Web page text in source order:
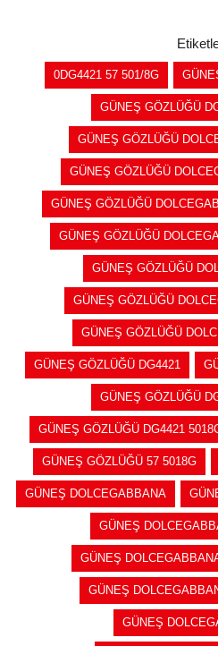
0DG4421 57 501/8G
GÜNEŞ GÖZLÜĞÜ
GÜNEŞ GÖZLÜĞÜ
GÜNEŞ GÖZLÜĞÜ
GÜNEŞ GÖZLÜĞÜ
GÜNEŞ GÖZLÜĞÜ
GÜNEŞ GÖZLÜĞÜ
GÜNEŞ GÖZLÜĞÜ
GÜNEŞ GÖZLÜĞÜ
GÜNEŞ GÖZLÜĞÜ DG4421
GÜNEŞ GÖZLÜĞÜ
GÜNEŞ GÖZLÜĞÜ DG4421
GÜNEŞ GÖZLÜĞÜ 57 5018G
GÜNEŞ DOLCEGABBANA
GÜNEŞ
GÜNEŞ
GÜNEŞ
GÜNEŞ